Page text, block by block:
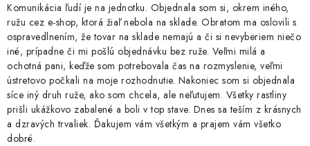
Komunikácia ľudí je na jednotku. Objednala som si, okrem iného,
ružu cez e-shop, ktorá žiaľ nebola na sklade. Obratom ma oslovili s
ospravedlnením, že tovar na sklade nemajú a či si nevyberiem niečo
iné, prípadne či mi pošlú objednávku bez ruže. Veľmi milá a
ochotná pani, keďže som potrebovala čas na rozmyslenie, veľmi
ústretovo počkali na moje rozhodnutie. Nakoniec som si objednala
síce iný druh ruže, ako som chcela, ale neľutujem. Všetky rastliny
prišli ukážkovo zabalené a boli v top stave. Dnes sa teším z krásnych
a dzravých trvaliek. Ďakujem vám všetkým a prajem vám všetko
dobré.